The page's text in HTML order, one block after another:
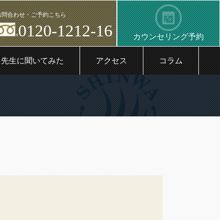
問合わせ・ご予約こちら
0120-1212-16 カウンセリング予約
先生に聞いてみた アクセス コラム